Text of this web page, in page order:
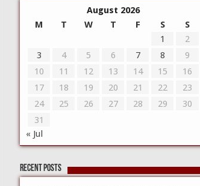
August 2026
M
T W T F S
S
1
2
3
4 5 6 7 8
9
10
11 12 13 14 15
16
17
18 19 20 21 22
23
24
25 26 27 28 29
30
31
« Jul
Recent Posts